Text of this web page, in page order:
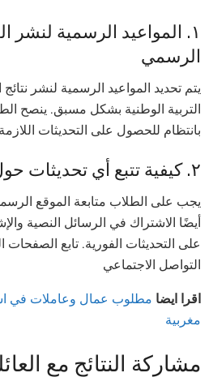
١. المواعيد الرسمية لنشر
الرسمي
يتم تحديد المواعيد الرسمية لنشر
التربية الوطنية بشكل مسبق. ينصح
بانتظام للحصول على التحديثات اللازمة
٢. كيفية تتبع أي تحديثات حول نتائج البكالوريا
يجب على الطلاب متابعة الموقع
أيضًا الاشتراك في الرسائل النصية
على التحديثات الفورية. تابع
التواصل الاجتماعي
اقرا ايضا مطلوب عمال وعاملات في
مغربية
مشاركة النتائج مع